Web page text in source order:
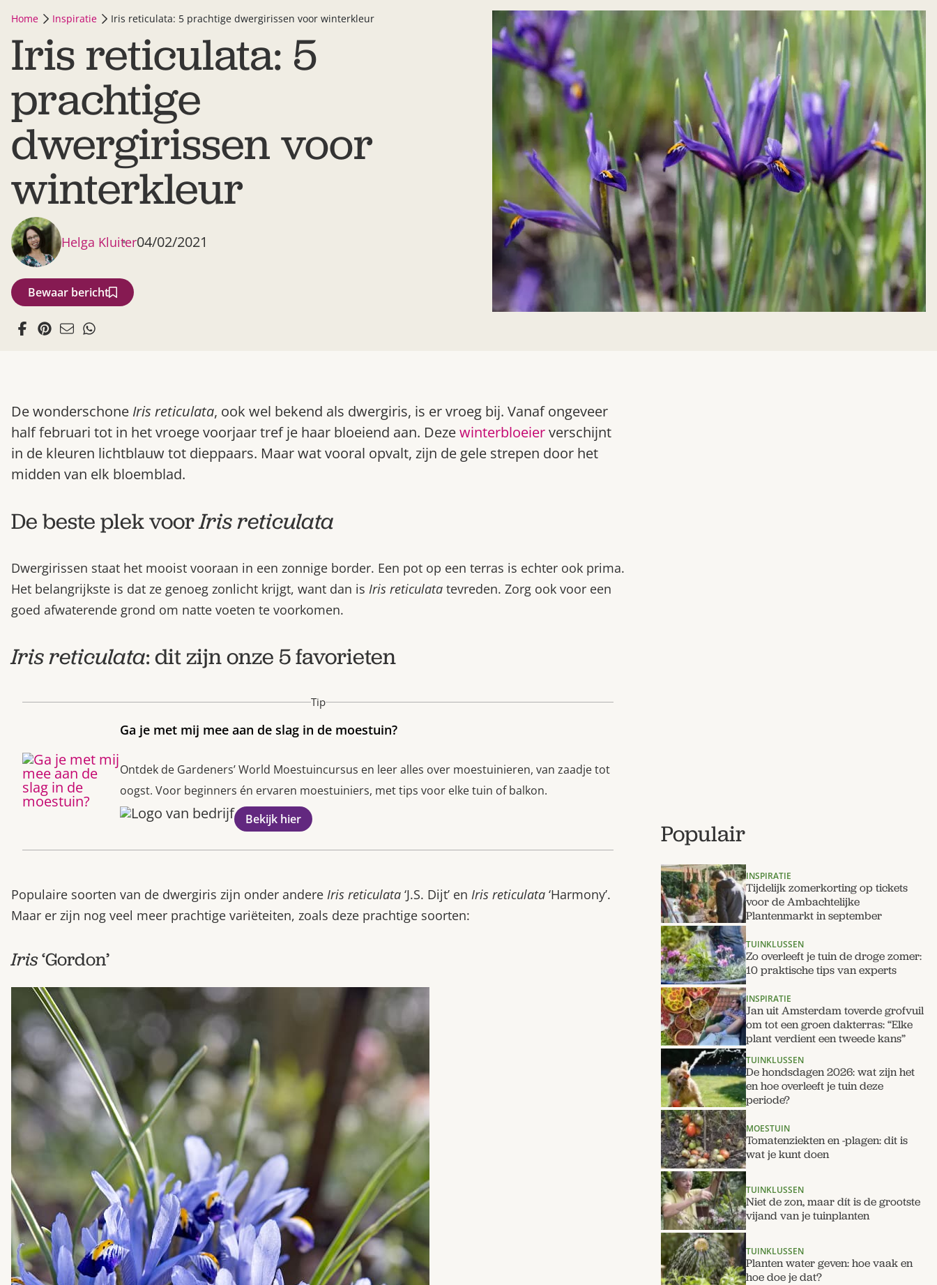
Home Inspiratie Iris reticulata: 5 prachtige dwergirissen voor winterkleur
Iris reticulata: 5
prachtige
dwergirissen voor
winterkleur
Helga Kluiter04/02/2021
Bewaar bericht
De wonderschone Iris reticulata, ook wel bekend als dwergiris, is er vroeg bij. Vanaf ongeveer
half februari tot in het vroege voorjaar tref je haar bloeiend aan. Dezewinterbloeierverschijnt
in de kleuren lichtblauw tot dieppaars. Maar wat vooral opvalt, zijn de gele strepen door het
midden van elk bloemblad.
De beste plek voorIris reticulata
Dwergirissen staat het mooist vooraan in een zonnige border. Een pot op een terras is echter ook prima.
Het belangrijkste is dat ze genoeg zonlicht krijgt, want dan is Iris reticulata tevreden. Zorg ook voor een
goed afwaterende grond om natte voeten te voorkomen.
Iris reticulata: dit zijn onze 5 favorieten
Tip
Ga je met mij mee aan de slag in de moestuin?
Ontdek de Gardeners’ World Moestuincursus en leer alles over moestuinieren, van zaadje tot
oogst. Voor beginners én ervaren moestuiniers, met tips voor elke tuin of balkon.
Bekijk hier
Populaire soorten van de dwergiris zijn onder andere Iris reticulata ‘J.S. Dijt’ en Iris reticulata ‘Harmony’.
Maar er zijn nog veel meer prachtige variëteiten, zoals deze prachtige soorten:
Iris‘Gordon’
Populair
INSPIRATIE
Tijdelijk zomerkorting op tickets
voor de Ambachtelijke
Plantenmarkt in september
TUINKLUSSEN
Zo overleeft je tuin de droge zomer:
10 praktische tips van experts
INSPIRATIE
Jan uit Amsterdam toverde grofvuil
om tot een groen dakterras: “Elke
plant verdient een tweede kans”
TUINKLUSSEN
De hondsdagen 2026: wat zijn het
en hoe overleeft je tuin deze
periode?
MOESTUIN
Tomatenziekten en -plagen: dit is
wat je kunt doen
TUINKLUSSEN
Niet de zon, maar dít is de grootste
vijand van je tuinplanten
TUINKLUSSEN
Planten water geven: hoe vaak en
hoe doe je dat?